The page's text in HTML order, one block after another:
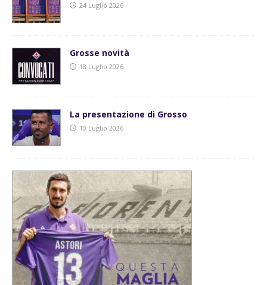
24 Luglio 2026
Grosse novità
18 Luglio 2026
La presentazione di Grosso
10 Luglio 2026